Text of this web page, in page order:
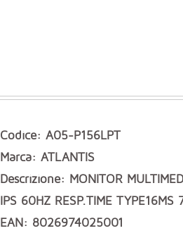
Codice: A05-P156LPT
Marca: ATLANTIS
Descrizione: MONITOR
IPS 60HZ RESP.TIME
EAN: 8026974025001